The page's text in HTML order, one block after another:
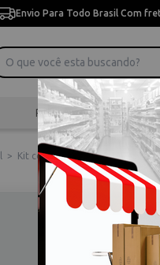
Envio Para Todo Brasil Com
Pincéis
> Kit com 12 Pinceis Acrilico